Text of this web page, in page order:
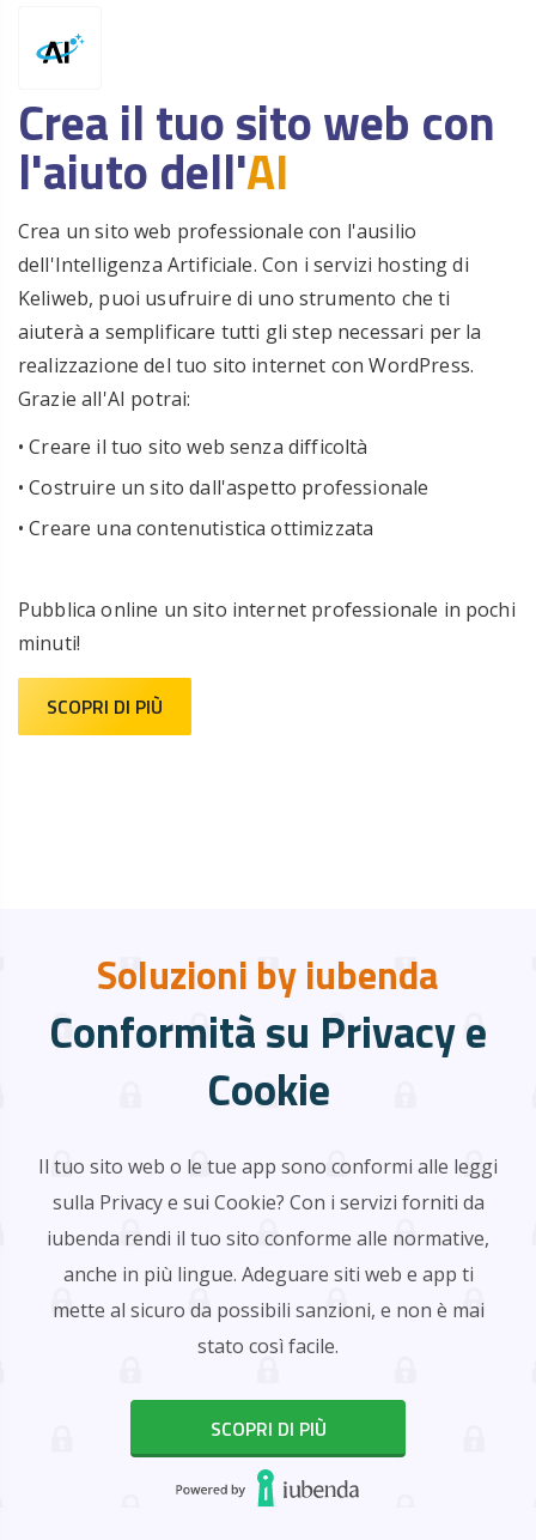
Crea il tuo sito web con
l'aiuto dell'AI
Crea un sito web professionale con l'ausilio
dell'Intelligenza Artificiale. Con i servizi hosting di
Keliweb, puoi usufruire di uno strumento che ti
aiuterà a semplificare tutti gli step necessari per la
realizzazione del tuo sito internet con WordPress.
Grazie all'AI potrai:
• Creare il tuo sito web senza difficoltà
• Costruire un sito dall'aspetto professionale
• Creare una contenutistica ottimizzata
Pubblica online un sito internet professionale in pochi
minuti!
SCOPRI DI PIÙ
Soluzioni by iubenda
Conformità su Privacy e
Cookie
Il tuo sito web o le tue app sono conformi alle leggi
sulla Privacy e sui Cookie? Con i servizi forniti da
iubenda rendi il tuo sito conforme alle normative,
anche in più lingue. Adeguare siti web e app ti
mette al sicuro da possibili sanzioni, e non è mai
stato così facile.
SCOPRI DI PIÙ